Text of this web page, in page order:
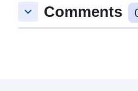
keyboard_arrow_down Comments